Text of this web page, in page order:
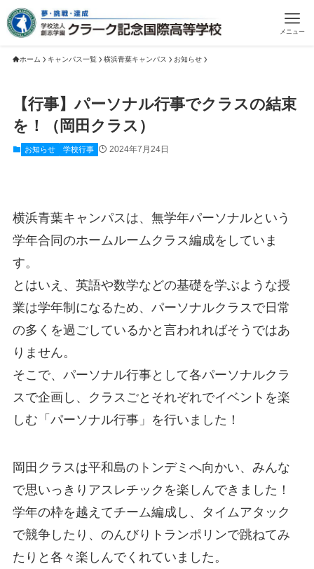
メニュー
ホーム キャンパス一覧 横浜青葉キャンパス お知らせ
【行事】パーソナル行事でクラスの結束
を！（岡田クラス）
お知らせ 学校行事 2024年7月24日
横浜青葉キャンパスは、無学年パーソナルという
学年合同のホームルームクラス編成をしていま
す。
とはいえ、英語や数学などの基礎を学ぶような授
業は学年制になるため、パーソナルクラスで日常
の多くを過ごしているかと言われればそうではあ
りません。
そこで、パーソナル行事として各パーソナルクラ
スで企画し、クラスごとそれぞれでイベントを楽
しむ「パーソナル行事」を行いました！
岡田クラスは平和島のトンデミへ向かい、みんな
で思いっきりアスレチックを楽しんできました！
学年の枠を越えてチーム編成し、タイムアタック
で競争したり、のんびりトランポリンで跳ねてみ
たりと各々楽しんでくれていました。